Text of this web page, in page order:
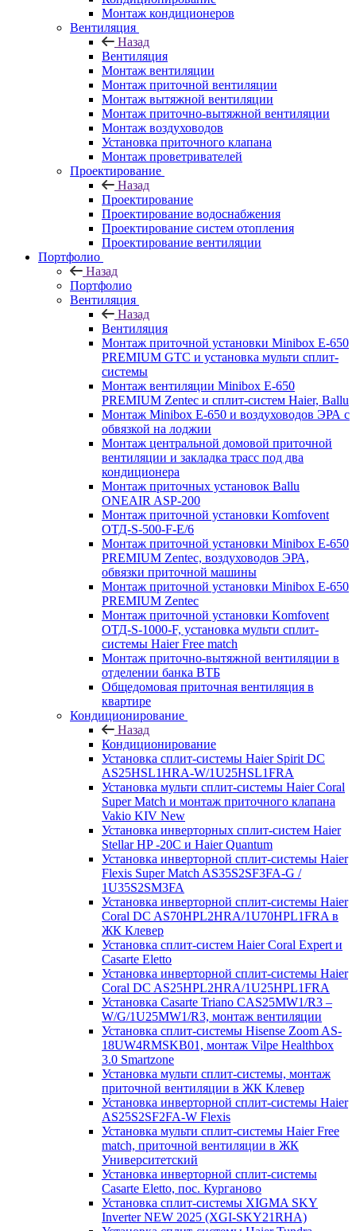
Монтаж кондиционеров
Вентиляция
Назад
Вентиляция
Монтаж вентиляции
Монтаж приточной вентиляции
Монтаж вытяжной вентиляции
Монтаж приточно-вытяжной вентиляции
Монтаж воздуховодов
Установка приточного клапана
Монтаж проветривателей
Проектирование
Назад
Проектирование
Проектирование водоснабжения
Проектирование систем отопления
Проектирование вентиляции
Портфолио
Назад
Портфолио
Вентиляция
Назад
Вентиляция
Монтаж приточной установки Minibox E-650
PREMIUM GTC и установка мульти сплит-
системы
Монтаж вентиляции Minibox E-650
PREMIUM Zentec и сплит-систем Haier, Ballu
Монтаж Minibox E-650 и воздуховодов ЭРА с
обвязкой на лоджии
Монтаж центральной домовой приточной
вентиляции и закладка трасс под два
кондиционера
Монтаж приточных установок Ballu
ONEAIR ASP-200
Монтаж приточной установки Komfovent
ОТД-S-500-F-E/6
Монтаж приточной установки Minibox E-650
PREMIUM Zentec, воздуховодов ЭРА,
обвязки приточной машины
Монтаж приточной установки Minibox E-650
PREMIUM Zentec
Монтаж приточной установки Komfovent
ОТД-S-1000-F, установка мульти сплит-
системы Haier Free match
Монтаж приточно-вытяжной вентиляции в
отделении банка ВТБ
Общедомовая приточная вентиляция в
квартире
Кондиционирование
Назад
Кондиционирование
Установка сплит-системы Haier Spirit DC
AS25HSL1HRA-W/1U25HSL1FRA
Установка мульти сплит-системы Haier Coral
Super Match и монтаж приточного клапана
Vakio KIV New
Установка инверторных сплит-систем Haier
Stellar HP -20С и Haier Quantum
Установка инверторной сплит-системы Haier
Flexis Super Match AS35S2SF3FA-G /
1U35S2SM3FA
Установка инверторной сплит-системы Haier
Coral DC AS70HPL2HRA/1U70HPL1FRA в
ЖК Клевер
Установка сплит-систем Haier Coral Expert и
Casarte Eletto
Установка инверторной сплит-системы Haier
Coral DC AS25HPL2HRA/1U25HPL1FRA
Установка Casarte Triano CAS25MW1/R3 –
W/G/1U25MW1/R3, монтаж вентиляции
Установка сплит-системы Hisense Zoom AS-
18UW4RMSKB01, монтаж Vilpe Healthbox
3.0 Smartzone
Установка мульти сплит-системы, монтаж
приточной вентиляции в ЖК Клевер
Установка инверторной сплит-системы Haier
AS25S2SF2FA-W Flexis
Установка мульти сплит-системы Haier Free
match, приточной вентиляции в ЖК
Университетский
Установка инверторной сплит-системы
Casarte Eletto, пос. Курганово
Установка сплит-системы XIGMA SKY
Inverter NEW 2025 (XGI-SKY21RHA)